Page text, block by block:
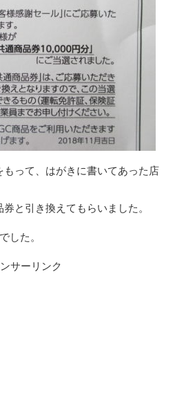
って、はがきに書いてあった店
と引き換えてもらいました。
した。
サーリンク